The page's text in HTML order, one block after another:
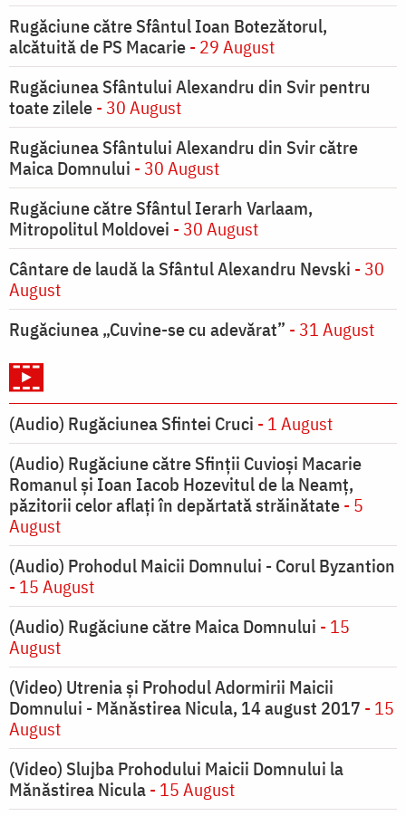
Rugăciune către Sfântul Ioan Botezătorul,
alcătuită de PS Macarie- 29 August
Rugăciunea Sfântului Alexandru din Svir pentru
toate zilele- 30 August
Rugăciunea Sfântului Alexandru din Svir către
Maica Domnului - 30 August
Rugăciune către Sfântul Ierarh Varlaam,
Mitropolitul Moldovei - 30 August
Cântare de laudă la Sfântul Alexandru Nevski - 30
August
Rugăciunea „Cuvine-se cu adevărat” - 31 August
(Audio) Rugăciunea Sfintei Cruci - 1 August
(Audio) Rugăciune către Sfinții Cuvioși Macarie
Romanul și Ioan Iacob Hozevitul de la Neamț,
păzitorii celor aflați în depărtată străinătate- 5
August
(Audio) Prohodul Maicii Domnului - Corul Byzantion
- 15 August
(Audio) Rugăciune către Maica Domnului - 15
August
(Video) Utrenia și Prohodul Adormirii Maicii
Domnului - Mănăstirea Nicula, 14 august 2017 - 15
August
(Video) Slujba Prohodului Maicii Domnului la
Mănăstirea Nicula- 15 August